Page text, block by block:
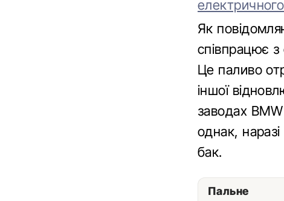
Як
співпрацює з
Це паливо
іншої
заводах
однак,
бак.
Пальне